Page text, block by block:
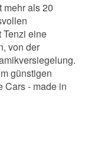
mehr als 20
Tenzi eine
von der
günstigen
Cars - made in